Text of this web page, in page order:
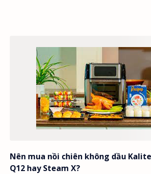
Nên mua nồi chiên không dầu
Q12 hay Steam X?